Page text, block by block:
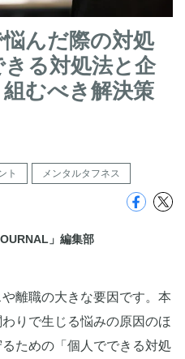
んだ際の対処
る対処法と企
むべき解決策
ト メンタルタフネス
」編集部
離職の大きな要因です。本
りで生じる悩みの原因のほ
ための「個人でできる対処